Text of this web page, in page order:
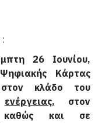
26 Ιουνίου,
Κάρτας
στον κλάδο του
ενέργειας, στον
και σε